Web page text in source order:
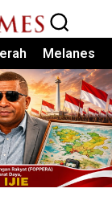
Melanesia